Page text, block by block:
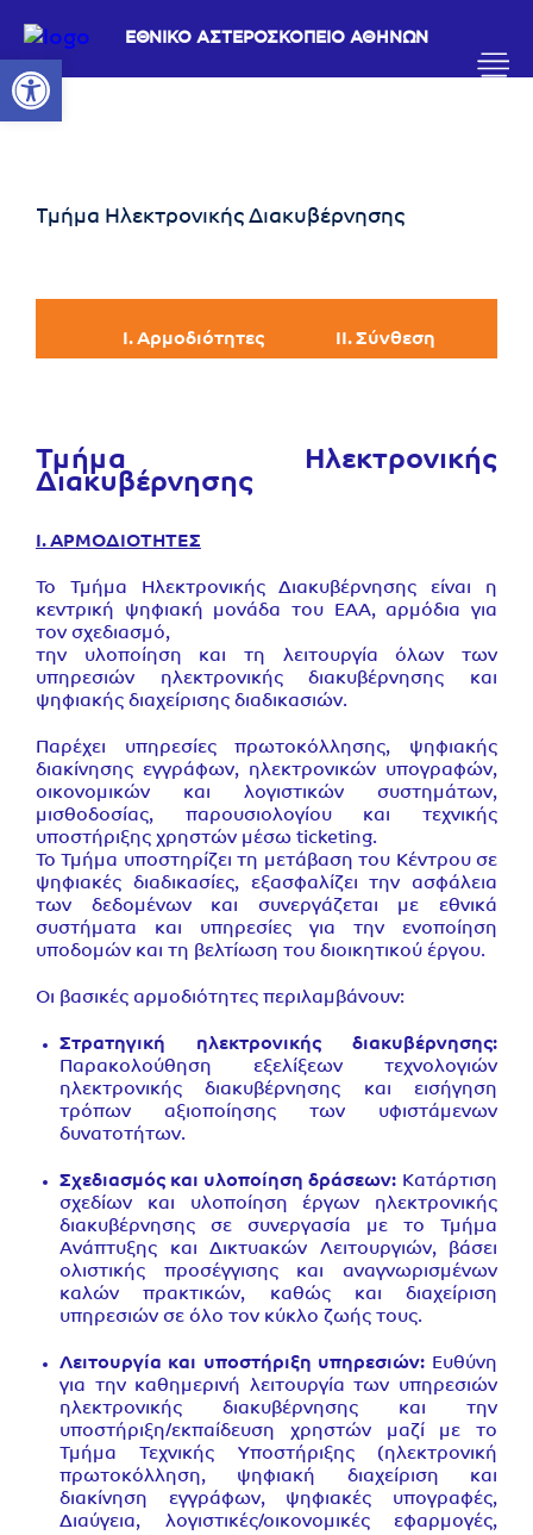
Ανοίξτε τη γραμμή εργαλείων
ΕΘΝΙΚΟ ΑΣΤΕΡΟΣΚΟΠΕΙΟ ΑΘΗΝΩΝ
Τμήμα Ηλεκτρονικής Διακυβέρνησης
I. Αρμοδιότητες II. Σύνθεση
Τμήμα Ηλεκτρονικής
Διακυβέρνησης
Ι. ΑΡΜΟΔΙΟΤΗΤΕΣ
Το Τμήμα Ηλεκτρονικής Διακυβέρνησης είναι η
κεντρική ψηφιακή μονάδα του ΕΑΑ, αρμόδια για
τον σχεδιασμό,
την υλοποίηση και τη λειτουργία όλων των
υπηρεσιών ηλεκτρονικής διακυβέρνησης και
ψηφιακής διαχείρισης διαδικασιών.
Παρέχει υπηρεσίες πρωτοκόλλησης, ψηφιακής
διακίνησης εγγράφων, ηλεκτρονικών υπογραφών,
οικονομικών και λογιστικών συστημάτων,
μισθοδοσίας, παρουσιολογίου και τεχνικής
υποστήριξης χρηστών μέσω ticketing.
Το Τμήμα υποστηρίζει τη μετάβαση του Κέντρου σε
ψηφιακές διαδικασίες, εξασφαλίζει την ασφάλεια
των δεδομένων και συνεργάζεται με εθνικά
συστήματα και υπηρεσίες για την ενοποίηση
υποδομών και τη βελτίωση του διοικητικού έργου.
Οι βασικές αρμοδιότητες περιλαμβάνουν:
Στρατηγική ηλεκτρονικής διακυβέρνησης:
Παρακολούθηση εξελίξεων τεχνολογιών
ηλεκτρονικής διακυβέρνησης και εισήγηση
τρόπων αξιοποίησης των υφιστάμενων
δυνατοτήτων.
Σχεδιασμός και υλοποίηση δράσεων: Κατάρτιση
σχεδίων και υλοποίηση έργων ηλεκτρονικής
διακυβέρνησης σε συνεργασία με το Τμήμα
Ανάπτυξης και Δικτυακών Λειτουργιών, βάσει
ολιστικής προσέγγισης και αναγνωρισμένων
καλών πρακτικών, καθώς και διαχείριση
υπηρεσιών σε όλο τον κύκλο ζωής τους.
Λειτουργία και υποστήριξη υπηρεσιών:Ευθύνη
για την καθημερινή λειτουργία των υπηρεσιών
ηλεκτρονικής διακυβέρνησης και την
υποστήριξη/εκπαίδευση χρηστών μαζί με το
Τμήμα Τεχνικής Υποστήριξης (ηλεκτρονική
πρωτοκόλληση, ψηφιακή διαχείριση και
διακίνηση εγγράφων, ψηφιακές υπογραφές,
Διαύγεια, λογιστικές/οικονομικές εφαρμογές,